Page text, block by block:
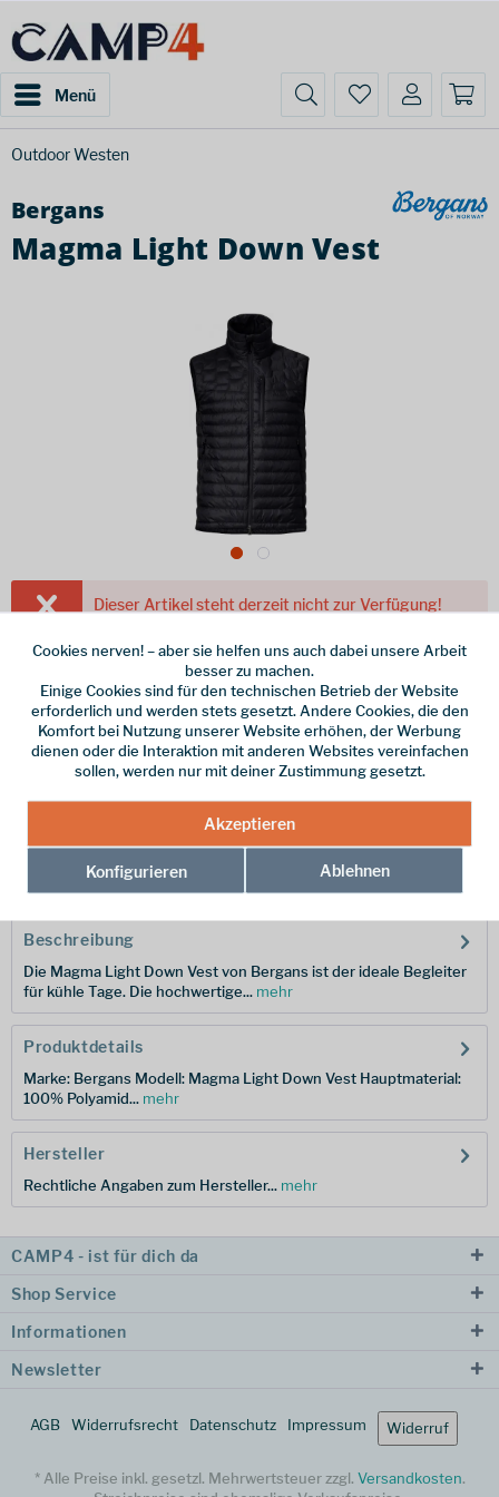
Menü
Outdoor Westen
Bergans
Magma Light Down Vest
Dieser Artikel steht derzeit nicht zur Verfügung!
240,00 € *
inkl. MwSt. / Versandkostenfrei!
Farbe
Größe
Hersteller-Nr.:
Beschreibung
Die Magma Light Down Vest von Bergans ist der ideale Begleiter
für kühle Tage. Die hochwertige... mehr
Produktdetails
Marke: Bergans Modell: Magma Light Down Vest Hauptmaterial:
100% Polyamid... mehr
Hersteller
Rechtliche Angaben zum Hersteller... mehr
CAMP4 - ist für dich da
Shop Service
Informationen
Newsletter
AGB Widerrufsrecht Datenschutz Impressum Widerruf
* Alle Preise inkl. gesetzl. Mehrwertsteuer zzgl. Versandkosten.
Cookies nerven! – aber sie helfen uns auch dabei unsere Arbeit
besser zu machen.
Einige Cookies sind für den technischen Betrieb der Website
erforderlich und werden stets gesetzt. Andere Cookies, die den
Komfort bei Nutzung unserer Website erhöhen, der Werbung
dienen oder die Interaktion mit anderen Websites vereinfachen
sollen, werden nur mit deiner Zustimmung gesetzt.
Akzeptieren
Konfigurieren Ablehnen